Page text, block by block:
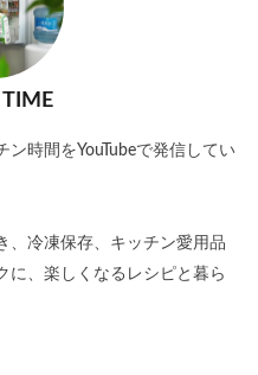
TIME
時間をYouTubeで発信してい
、冷凍保存、キッチン愛用品
に、楽しくなるレシピと暮ら